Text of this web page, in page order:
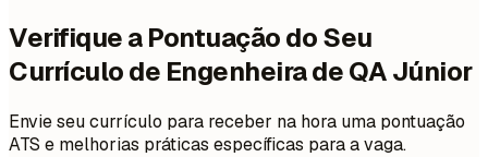
Verifique a Pontuação do Seu
Currículo de Engenheira de QA Júnior
Envie seu currículo para receber na hora uma pontuação
ATS e melhorias práticas específicas para a vaga.